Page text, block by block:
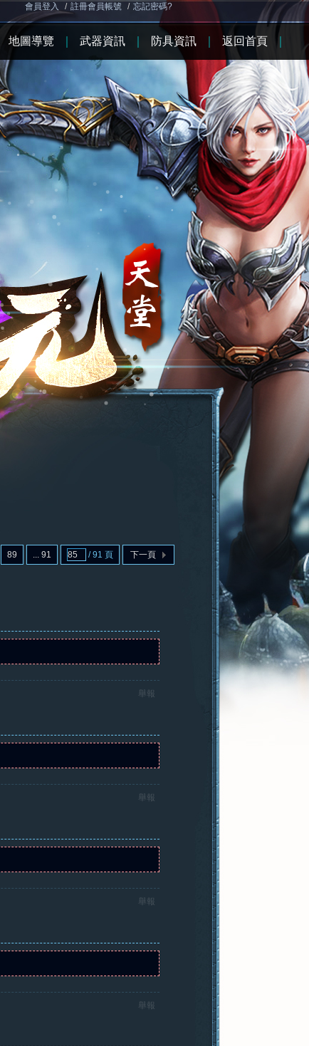
會員登入 / 註冊會員帳號 / 忘記密碼?
89 ... 91 / 91 頁 下一頁
舉報
舉報
舉報
舉報